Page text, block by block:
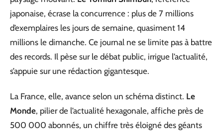
japonaise, écrase la concurrence : plus de 7 millions
d’exemplaires les jours de semaine, quasiment 14
millions le dimanche. Ce journal ne se limite pas à battre
des records. Il pèse sur le débat public, irrigue l’actualité,
s’appuie sur une rédaction gigantesque.
La France, elle, avance selon un schéma distinct. Le
Monde, pilier de l’actualité hexagonale, affiche près de
500 000 abonnés, un chiffre très éloigné des géants